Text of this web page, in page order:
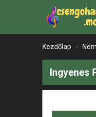
Kezdőlap -
Ingyenes